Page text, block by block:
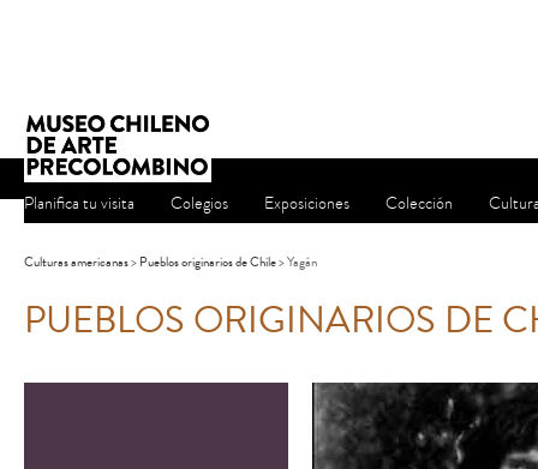
Planifica tu visita Colegios Exposiciones Colección
Culturas americanas>Pueblos originarios de Chile> Yagán
PUEBLOS ORIGINARIOS DE